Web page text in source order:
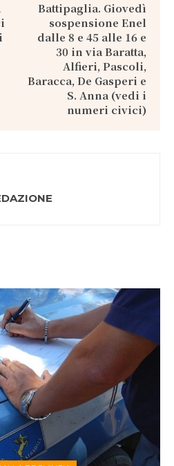
Battipaglia. Giovedì
sospensione Enel
dalle 8 e 45 alle 16 e
30 in via Baratta,
Alfieri, Pascoli,
Baracca, De Gasperi e
S. Anna (vedi i
numeri civici)